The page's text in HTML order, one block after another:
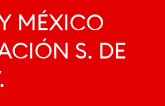
MÉXICO
S. DE